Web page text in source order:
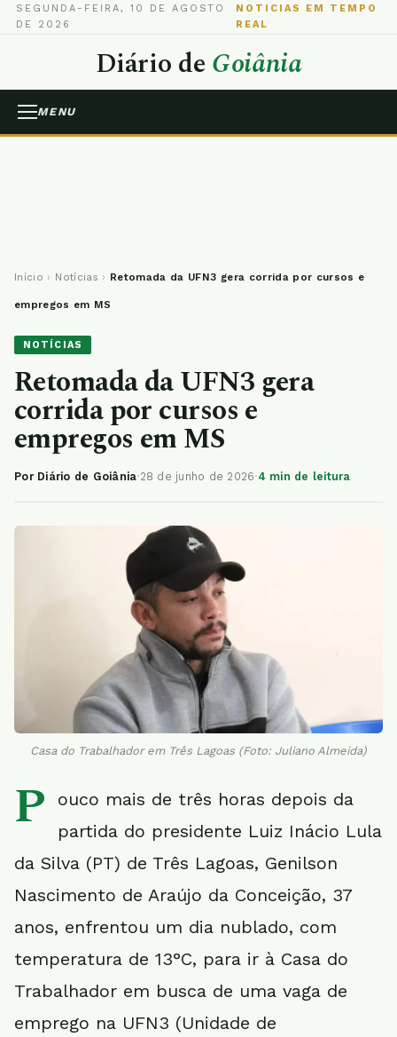
SEGUNDA-FEIRA, 10 DE AGOSTO
DE 2026
NOTICIAS EM TEMPO
REAL
Diário deGoiânia
MENU
Início › Notícias › Retomada da UFN3 gera corrida por cursos e
empregos em MS
NOTÍCIAS
Retomada da UFN3 gera
corrida por cursos e
empregos em MS
Por Diário de Goiânia·28 de junho de 2026·4 min de leitura
Casa do Trabalhador em Três Lagoas (Foto: Juliano Almeida)
P
ouco mais de três horas depois da
partida do presidente Luiz Inácio Lula
da Silva (PT) de Três Lagoas, Genilson
Nascimento de Araújo da Conceição, 37
anos, enfrentou um dia nublado, com
temperatura de 13°C, para ir à Casa do
Trabalhador em busca de uma vaga de
emprego na UFN3 (Unidade de